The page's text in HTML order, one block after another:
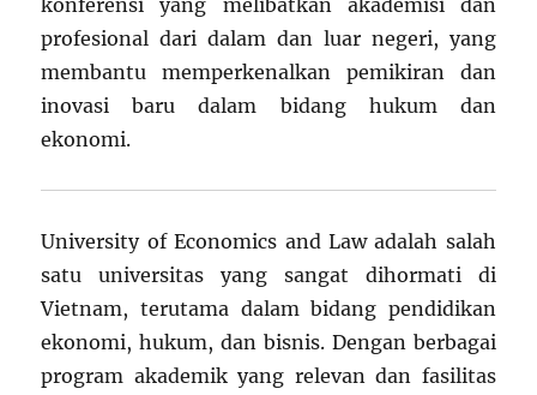
konferensi yang melibatkan akademisi dan
profesional dari dalam dan luar negeri, yang
membantu memperkenalkan pemikiran dan
inovasi baru dalam bidang hukum dan
ekonomi.
University of Economics and Law adalah salah
satu universitas yang sangat dihormati di
Vietnam, terutama dalam bidang pendidikan
ekonomi, hukum, dan bisnis. Dengan berbagai
program akademik yang relevan dan fasilitas